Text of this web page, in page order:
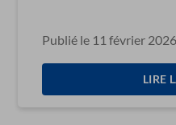
Publié le 11 février 2026
LIRE